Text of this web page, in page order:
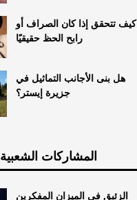
كيف تتحقق إذا كان الصراف أو
رابح الحظ حقيقيًا
هل بنى الأجانب التماثيل في
جزيرة إيستر؟
المشاركات الشعبية
الزئبق في الميزان المفكرين